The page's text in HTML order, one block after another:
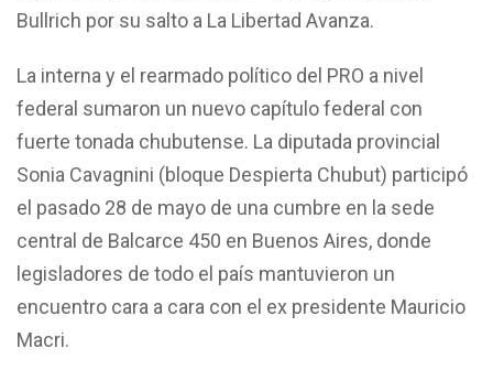
Bullrich por su salto a La Libertad Avanza.
La interna y el rearmado político del PRO a nivel
federal sumaron un nuevo capítulo federal con
fuerte tonada chubutense. La diputada provincial
Sonia Cavagnini (bloque Despierta Chubut) participó
el pasado 28 de mayo de una cumbre en la sede
central de Balcarce 450 en Buenos Aires, donde
legisladores de todo el país mantuvieron un
encuentro cara a cara con el ex presidente Mauricio
Macri.